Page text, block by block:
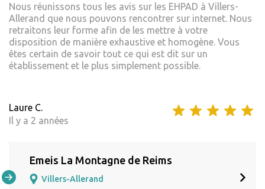
Nous réunissons tous les avis sur les EHPAD à Villers-
Allerand que nous pouvons rencontrer sur internet. Nous
retraitons leur forme afin de les mettre à votre
disposition de manière exhaustive et homogène. Vous
êtes certain de savoir tout ce qui est dit sur un
établissement et le plus simplement possible.
Laure C.
Il y a 2 années
Emeis La Montagne de Reims
Villers-Allerand